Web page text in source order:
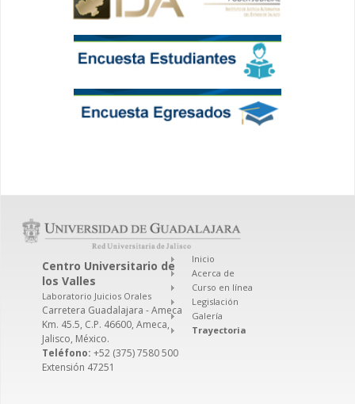
Centro Universitario de
los Valles
Laboratorio Juicios Orales
Carretera Guadalajara - Ameca
Km. 45.5, C.P. 46600, Ameca,
Jalisco, México.
Teléfono: +52 (375) 7580 500
Extensión 47251
Inicio
Acerca de
Curso en línea
Legislación
Galería
Trayectoria